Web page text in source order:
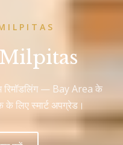
Milpitas
रिमॉडलिंग — Bay Area के
लिए स्मार्ट अपग्रेड।